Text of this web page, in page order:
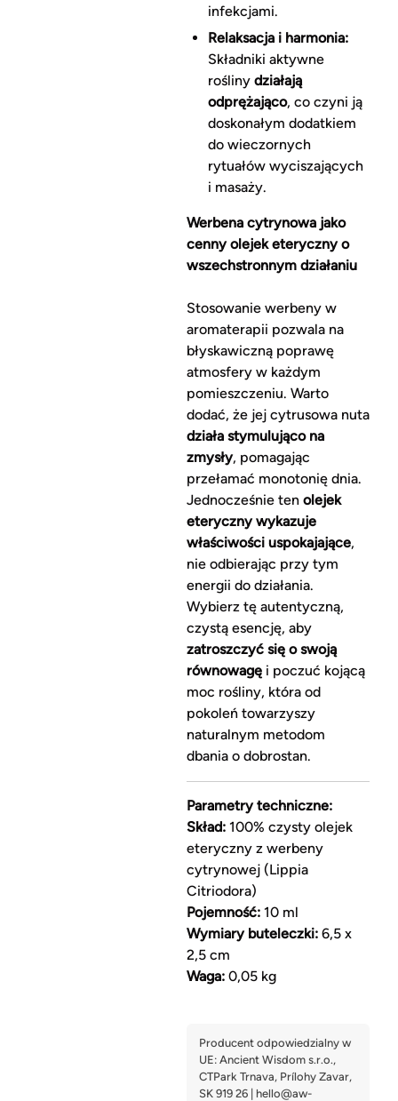
infekcjami.
Relaksacja i harmonia:
Składniki aktywne
rośliny działają
odprężająco, co czyni ją
doskonałym dodatkiem
do wieczornych
rytuałów wyciszających
i masaży.
Werbena cytrynowa jako
cenny olejek eteryczny o
wszechstronnym działaniu
Stosowanie werbeny w
aromaterapii pozwala na
błyskawiczną poprawę
atmosfery w każdym
pomieszczeniu. Warto
dodać, że jej cytrusowa nuta
działa stymulująco na
zmysły, pomagając
przełamać monotonię dnia.
Jednocześnie ten olejek
eteryczny wykazuje
właściwości uspokajające,
nie odbierając przy tym
energii do działania.
Wybierz tę autentyczną,
czystą esencję, aby
zatroszczyć się o swoją
równowagęi poczuć kojącą
moc rośliny, która od
pokoleń towarzyszy
naturalnym metodom
dbania o dobrostan.
Parametry techniczne:
Skład:100% czysty olejek
eteryczny z werbeny
cytrynowej (Lippia
Citriodora)
Pojemność:10 ml
Wymiary buteleczki:6,5 x
2,5 cm
Waga:0,05 kg